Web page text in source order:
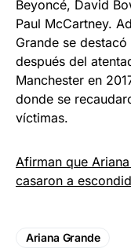
Beyoncé, David
Paul McCartney.
Grande se
después del
Manchester en
donde se
víctimas.
Afirman que
casaron a
Ariana Grande